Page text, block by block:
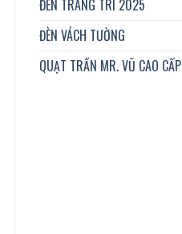
ĐÈN TRANG TRÍ 2025
ĐÈN VÁCH TƯỜNG
QUẠT TRẦN MR. VŨ CAO CẤP